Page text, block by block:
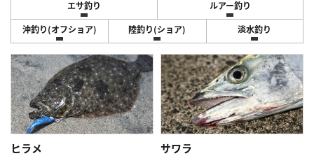
エサ釣り
ルアー釣り
沖釣り(オフショア)
陸釣り(ショア) 淡水釣り
ヒラメ サワラ